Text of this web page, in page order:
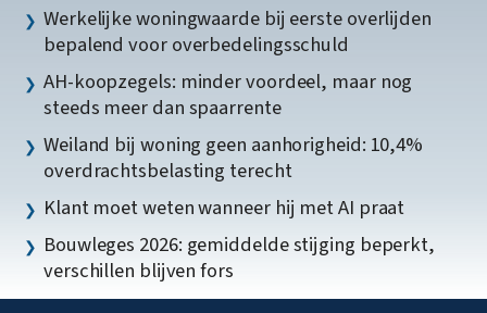
Werkelijke woningwaarde bij eerste overlijden
bepalend voor overbedelingsschuld
AH-koopzegels: minder voordeel, maar nog
steeds meer dan spaarrente
Weiland bij woning geen aanhorigheid: 10,4%
overdrachtsbelasting terecht
Klant moet weten wanneer hij met AI praat
Bouwleges 2026: gemiddelde stijging beperkt,
verschillen blijven fors